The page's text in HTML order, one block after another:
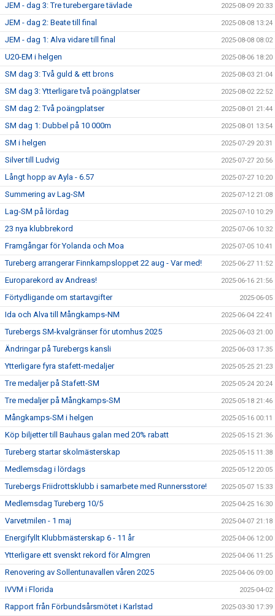
JEM - dag 3: Tre turebergare tävlade 2025-08-09 20:33
JEM - dag 2: Beate till final 2025-08-08 13:24
JEM - dag 1: Alva vidare till final 2025-08-08 08:02
U20-EM i helgen 2025-08-06 18:20
SM dag 3: Två guld & ett brons 2025-08-03 21:04
SM dag 3: Ytterligare två poängplatser 2025-08-02 22:52
SM dag 2: Två poängplatser 2025-08-01 21:44
SM dag 1: Dubbel på 10 000m 2025-08-01 13:54
SM i helgen 2025-07-29 20:31
Silver till Ludvig 2025-07-27 20:56
Långt hopp av Ayla - 6.57 2025-07-27 10:20
Summering av Lag-SM 2025-07-12 21:08
Lag-SM på lördag 2025-07-10 10:29
23 nya klubbrekord 2025-07-06 10:32
Framgångar för Yolanda och Moa 2025-07-05 10:41
Tureberg arrangerar Finnkampsloppet 22 aug - Var med! 2025-06-27 11:52
Europarekord av Andreas! 2025-06-16 21:56
Förtydligande om startavgifter 2025-06-05
Ida och Alva till Mångkamps-NM 2025-06-04 22:41
Turebergs SM-kvalgränser för utomhus 2025 2025-06-03 21:00
Ändringar på Turebergs kansli 2025-06-03 17:35
Ytterligare fyra stafett-medaljer 2025-05-25 21:23
Tre medaljer på Stafett-SM 2025-05-24 20:24
Tre medaljer på Mångkamps-SM 2025-05-18 21:46
Mångkamps-SM i helgen 2025-05-16 00:11
Köp biljetter till Bauhaus galan med 20% rabatt 2025-05-15 21:36
Tureberg startar skolmästerskap 2025-05-15 11:38
Medlemsdag i lördags 2025-05-12 20:05
Turebergs Friidrottsklubb i samarbete med Runnersstore! 2025-05-07 15:33
Medlemsdag Tureberg 10/5 2025-04-25 16:30
Varvetmilen - 1 maj 2025-04-07 21:18
Energifyllt Klubbmästerskap 6 - 11 år 2025-04-06 12:00
Ytterligare ett svenskt rekord för Almgren 2025-04-06 11:25
Renovering av Sollentunavallen våren 2025 2025-04-06 09:00
IVVM i Florida 2025-04-02
Rapport från Förbundsårsmötet i Karlstad 2025-03-30 17:39